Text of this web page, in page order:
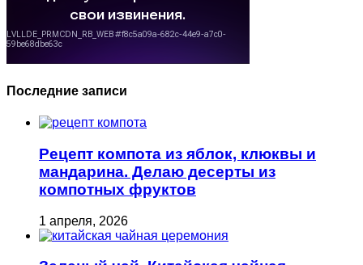
Последние записи
Рецепт компота из яблок, клюквы и
мандарина. Делаю десерты из
компотных фруктов
1 апреля, 2026